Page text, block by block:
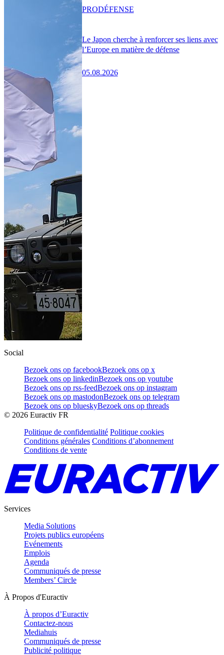
Le Japon cherche à renforcer ses liens avec
l’Europe en matière de défense
05.08.2026
PRODÉFENSE
Social
Bezoek ons op facebookBezoek ons op x
Bezoek ons op linkedinBezoek ons op youtube
Bezoek ons op rss-feedBezoek ons op instagram
Bezoek ons op mastodonBezoek ons op telegram
Bezoek ons op blueskyBezoek ons op threads
© 2026 Euractiv FR
Politique de confidentialité Politique cookies
Conditions générales Conditions d’abonnement
Conditions de vente
Services
Media Solutions
Projets publics européens
Evénements
Emplois
Agenda
Communiqués de presse
Members’ Circle
À Propos d'Euractiv
À propos d’Euractiv
Contactez-nous
Mediahuis
Communiqués de presse
Publicité politique